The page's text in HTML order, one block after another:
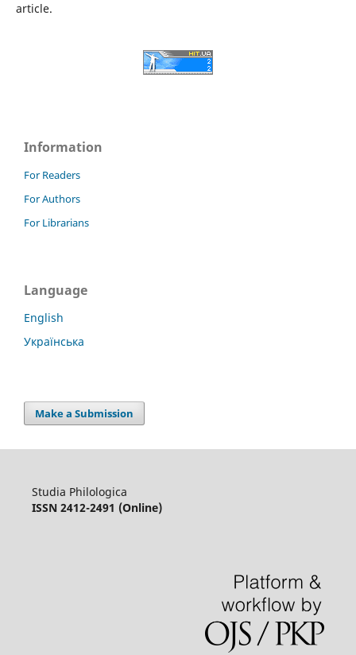
article.
Information
For Readers
For Authors
For Librarians
Language
English
Українська
Make a Submission
Studia Philologica
ISSN 2412-2491 (Online)